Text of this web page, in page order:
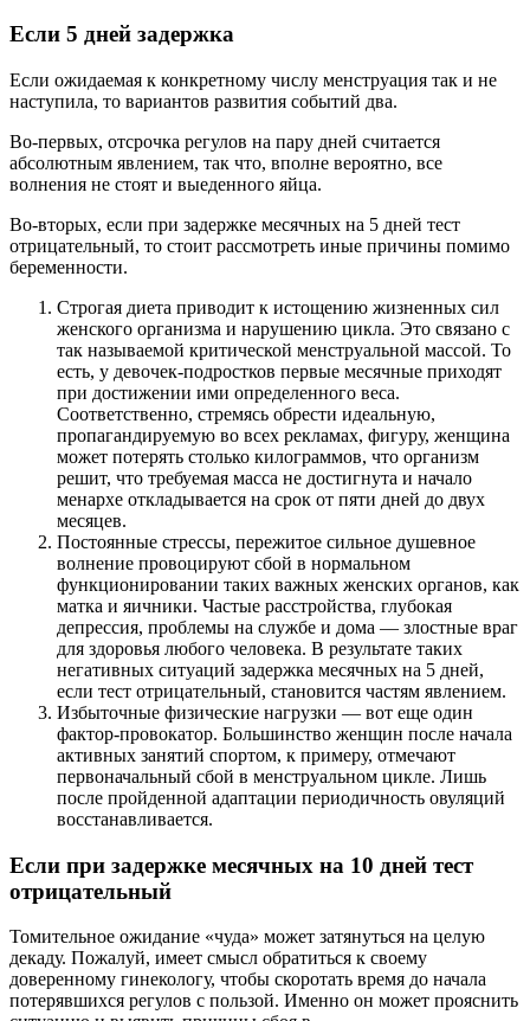
Если 5 дней задержка
Если ожидаемая к конкретному числу менструация так и не
наступила, то вариантов развития событий два.
Во-первых, отсрочка регулов на пару дней считается
абсолютным явлением, так что, вполне вероятно, все
волнения не стоят и выеденного яйца.
Во-вторых, если при задержке месячных на 5 дней тест
отрицательный, то стоит рассмотреть иные причины помимо
беременности.
Строгая диета приводит к истощению жизненных сил
женского организма и нарушению цикла. Это связано с
так называемой критической менструальной массой. То
есть, у девочек-подростков первые месячные приходят
при достижении ими определенного веса.
Соответственно, стремясь обрести идеальную,
пропагандируемую во всех рекламах, фигуру, женщина
может потерять столько килограммов, что организм
решит, что требуемая масса не достигнута и начало
менархе откладывается на срок от пяти дней до двух
месяцев.
Постоянные стрессы, пережитое сильное душевное
волнение провоцируют сбой в нормальном
функционировании таких важных женских органов, как
матка и яичники. Частые расстройства, глубокая
депрессия, проблемы на службе и дома — злостные враг
для здоровья любого человека. В результате таких
негативных ситуаций задержка месячных на 5 дней,
если тест отрицательный, становится частям явлением.
Избыточные физические нагрузки — вот еще один
фактор-провокатор. Большинство женщин после начала
активных занятий спортом, к примеру, отмечают
первоначальный сбой в менструальном цикле. Лишь
после пройденной адаптации периодичность овуляций
восстанавливается.
Если при задержке месячных на 10 дней тест
отрицательный
Томительное ожидание «чуда» может затянуться на целую
декаду. Пожалуй, имеет смысл обратиться к своему
доверенному гинекологу, чтобы скоротать время до начала
потерявшихся регулов с пользой. Именно он может прояснить